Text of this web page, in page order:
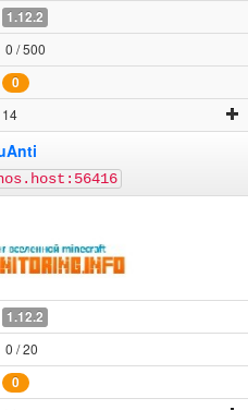
1.12.2
0 / 500
0
14
1.12.2
0 / 20
0